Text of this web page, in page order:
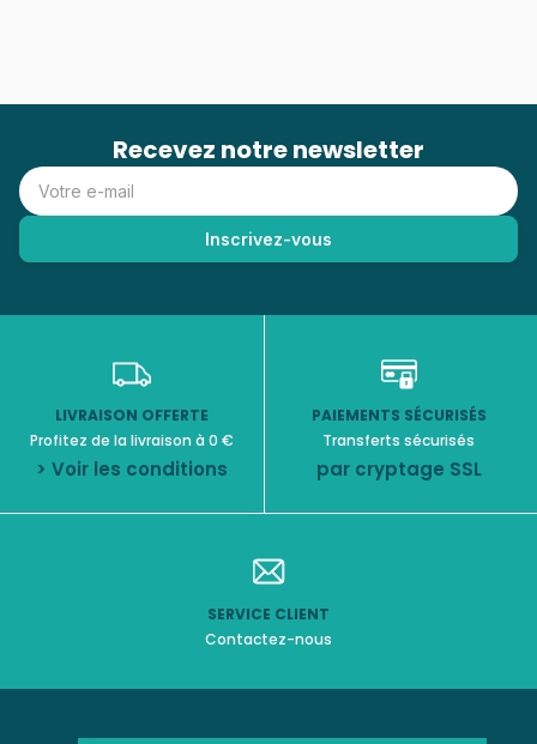
Recevez notre newsletter
LIVRAISON OFFERTE
Profitez de la livraison à 0 €
> Voir les conditions
PAIEMENTS SÉCURISÉS
Transferts sécurisés
par cryptage SSL
SERVICE CLIENT
Contactez-nous